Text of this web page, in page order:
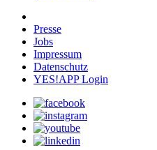
Presse
Jobs
Impressum
Datenschutz
YES!APP Login